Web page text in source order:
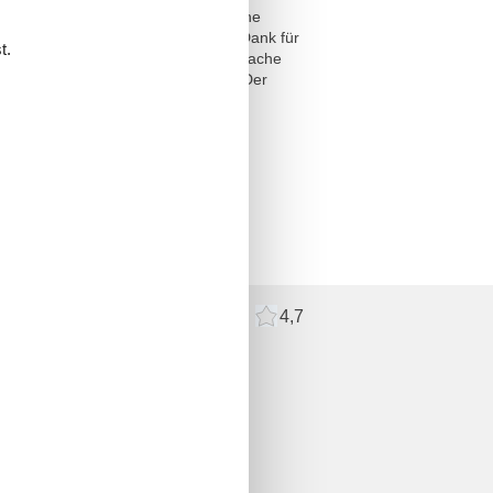
Preiszuschlag erhoben (siehe
Sie hierfür die Terrasse. Vielen Dank für
nach telefonischer Rücksprache
bleiben vorbehalten! Der
4,7